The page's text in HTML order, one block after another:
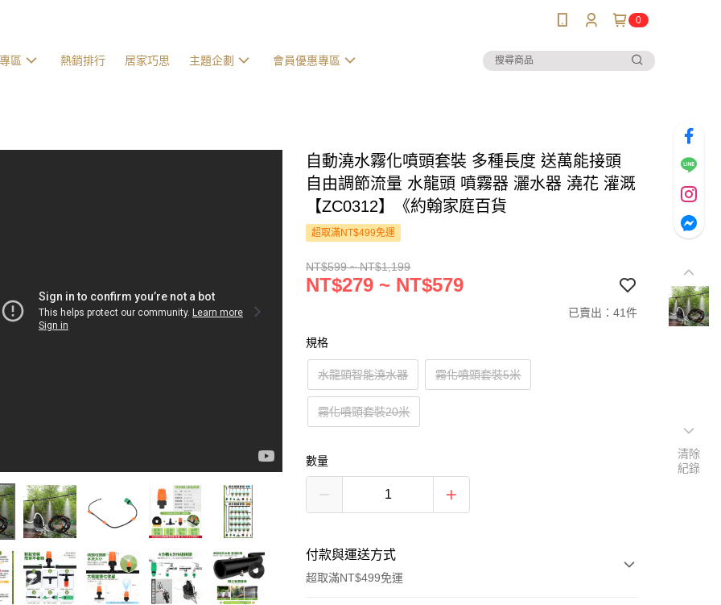
0
區 熱銷排行 居家巧思 主題企劃 會員優惠專區
自動澆水霧化噴頭套裝 多種長度 送萬能接頭
自由調節流量 水龍頭 噴霧器 灑水器 澆花 灌溉
【ZC0312】《約翰家庭百貨
超取滿NT$499免運
NT$599 ~ NT$1,199
NT$279 ~ NT$579
已賣出：41件
規格
水龍頭智能澆水器 霧化噴頭套裝5米
霧化噴頭套裝20米
數量
付款與運送方式
超取滿NT$499免運
清除
紀錄